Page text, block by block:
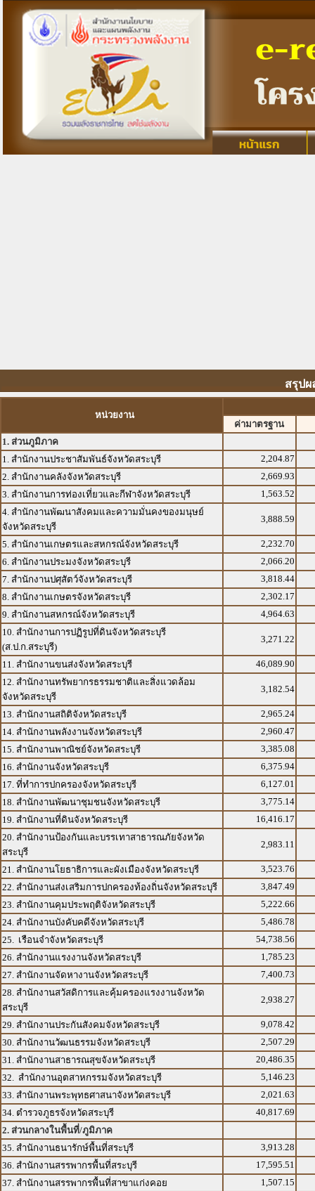
สรุปผ
หน่วยงาน
ค่ามาตรฐาน
1. ส่วนภูมิภาค
1. สำนักงานประชาสัมพันธ์จังหวัดสระบุรี
2,204.87
2. สำนักงานคลังจังหวัดสระบุรี
2,669.93
3. สำนักงานการท่องเที่ยวและกีฬาจังหวัดสระบุรี
1,563.52
4. สำนักงานพัฒนาสังคมและความมั่นคงของมนุษย์
จังหวัดสระบุรี
3,888.59
5. สำนักงานเกษตรและสหกรณ์จังหวัดสระบุรี
2,232.70
6. สำนักงานประมงจังหวัดสระบุรี
2,066.20
7. สำนักงานปศุสัตว์จังหวัดสระบุรี
3,818.44
8. สำนักงานเกษตรจังหวัดสระบุรี
2,302.17
9. สำนักงานสหกรณ์จังหวัดสระบุรี
4,964.63
10. สำนักงานการปฏิรูปที่ดินจังหวัดสระบุรี
(ส.ป.ก.สระบุรี)
3,271.22
11. สำนักงานขนส่งจังหวัดสระบุรี
46,089.90
12. สำนักงานทรัพยากรธรรมชาติและสิ่งแวดล้อม
จังหวัดสระบุรี
3,182.54
13. สำนักงานสถิติจังหวัดสระบุรี
2,965.24
14. สำนักงานพลังงานจังหวัดสระบุรี
2,960.47
15. สำนักงานพาณิชย์จังหวัดสระบุรี
3,385.08
16. สำนักงานจังหวัดสระบุรี
6,375.94
17. ที่ทำการปกครองจังหวัดสระบุรี
6,127.01
18. สำนักงานพัฒนาชุมชนจังหวัดสระบุรี
3,775.14
19. สำนักงานที่ดินจังหวัดสระบุรี
16,416.17
20. สำนักงานป้องกันและบรรเทาสาธารณภัยจังหวัด
สระบุรี
2,983.11
21. สำนักงานโยธาธิการและผังเมืองจังหวัดสระบุรี
3,523.76
22. สำนักงานส่งเสริมการปกครองท้องถิ่นจังหวัดสระบุรี
3,847.49
23. สำนักงานคุมประพฤติจังหวัดสระบุรี
5,222.66
24. สำนักงานบังคับคดีจังหวัดสระบุรี
5,486.78
25. เรือนจำจังหวัดสระบุรี
54,738.56
26. สำนักงานแรงงานจังหวัดสระบุรี
1,785.23
27. สำนักงานจัดหางานจังหวัดสระบุรี
7,400.73
28. สำนักงานสวัสดิการและคุ้มครองแรงงานจังหวัด
สระบุรี
2,938.27
29. สำนักงานประกันสังคมจังหวัดสระบุรี
9,078.42
30. สำนักงานวัฒนธรรมจังหวัดสระบุรี
2,507.29
31. สำนักงานสาธารณสุขจังหวัดสระบุรี
20,486.35
32. สำนักงานอุตสาหกรรมจังหวัดสระบุรี
5,146.23
33. สำนักงานพระพุทธศาสนาจังหวัดสระบุรี
2,021.63
34. ตำรวจภูธรจังหวัดสระบุรี
40,817.69
2. ส่วนกลางในพื้นที่/ภูมิภาค
35. สำนักงานธนารักษ์พื้นที่สระบุรี
3,913.28
36. สำนักงานสรรพากรพื้นที่สระบุรี
17,595.51
37. สำนักงานสรรพากรพื้นที่สาขาแก่งคอย
1,507.15